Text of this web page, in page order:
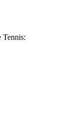
Tennis: